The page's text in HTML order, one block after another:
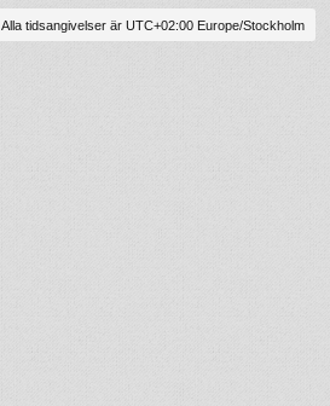
Alla tidsangivelser är UTC+02:00 Europe/Stockholm